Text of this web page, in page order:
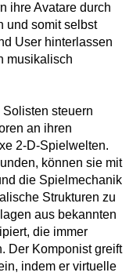
ihre Avatare durch
und somit selbst
User hinterlassen
musikalisch
steuern
an ihren
2-D-Spielwelten.
können sie mit
die Spielmechanik
Strukturen zu
aus bekannten
die immer
Der Komponist greift
indem er virtuelle